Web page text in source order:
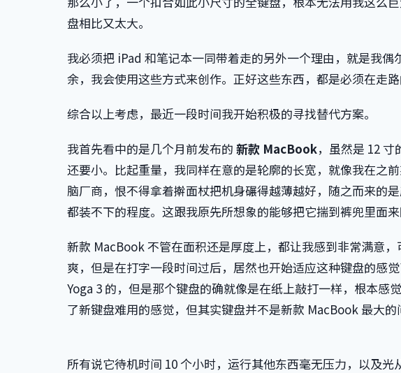
盘相比又太大。
我必须把 iPad 和笔记本一同带着走的另外一个理由，就是我
余，我会使用这些方式来创作。正好这些东西，都是必须在走
综合以上考虑，最近一段时间我开始积极的寻找替代方案。
我首先看中的是几个月前发布的 新款 MacBook，虽然是 12
还要小。比起重量，我同样在意的是轮廓的长宽，就像我在之
脑厂商，恨不得拿着擀面杖把机身碾得越薄越好，随之而来的
都装不下的程度。这跟我原先所想象的能够把它揣到裤兜里面来
新款 MacBook 不管在面积还是厚度上，都让我感到非常满意
爽，但是在打字一段时间过后，居然也开始适应这种键盘的感
Yoga 3 的，但是那个键盘的确就像是在纸上敲打一样，根本感
了新键盘难用的感觉，但其实键盘并不是新款 MacBook 最大的
所有说它待机时间 10 个小时，运行其他东西毫无压力，以及